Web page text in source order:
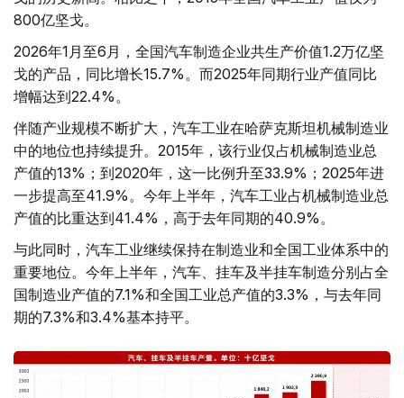
800亿坚戈。
2026年1月至6月，全国汽车制造企业共生产价值1.2万亿坚
戈的产品，同比增长15.7%。而2025年同期行业产值同比
增幅达到22.4%。
伴随产业规模不断扩大，汽车工业在哈萨克斯坦机械制造业
中的地位也持续提升。2015年，该行业仅占机械制造业总
产值的13%；到2020年，这一比例升至33.9%；2025年进
一步提高至41.9%。今年上半年，汽车工业占机械制造业总
产值的比重达到41.4%，高于去年同期的40.9%。
与此同时，汽车工业继续保持在制造业和全国工业体系中的
重要地位。今年上半年，汽车、挂车及半挂车制造分别占全
国制造业产值的7.1%和全国工业总产值的3.3%，与去年同
期的7.3%和3.4%基本持平。